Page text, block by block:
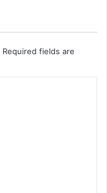
Required fields are